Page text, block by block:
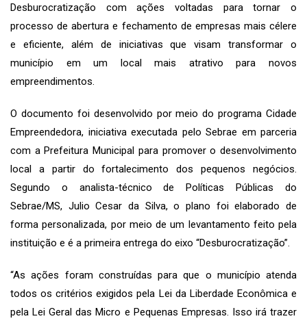
Desburocratização com ações voltadas para tornar o
processo de abertura e fechamento de empresas mais célere
e eficiente, além de iniciativas que visam transformar o
município em um local mais atrativo para novos
empreendimentos.
O documento foi desenvolvido por meio do programa Cidade
Empreendedora, iniciativa executada pelo Sebrae em parceria
com a Prefeitura Municipal para promover o desenvolvimento
local a partir do fortalecimento dos pequenos negócios.
Segundo o analista-técnico de Políticas Públicas do
Sebrae/MS, Julio Cesar da Silva, o plano foi elaborado de
forma personalizada, por meio de um levantamento feito pela
instituição e é a primeira entrega do eixo “Desburocratização”.
“As ações foram construídas para que o município atenda
todos os critérios exigidos pela Lei da Liberdade Econômica e
pela Lei Geral das Micro e Pequenas Empresas. Isso irá trazer